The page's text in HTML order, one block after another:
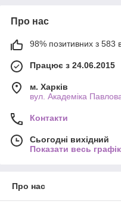
Про нас
98% позитивних з 583
Працює з 24.06.2015
м. Харків
вул. Академіка
Контакти
Сьогодні вихідний
Показати весь
Про нас